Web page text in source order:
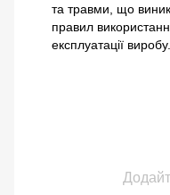
та травми, що
правил
експлуатації виробу.